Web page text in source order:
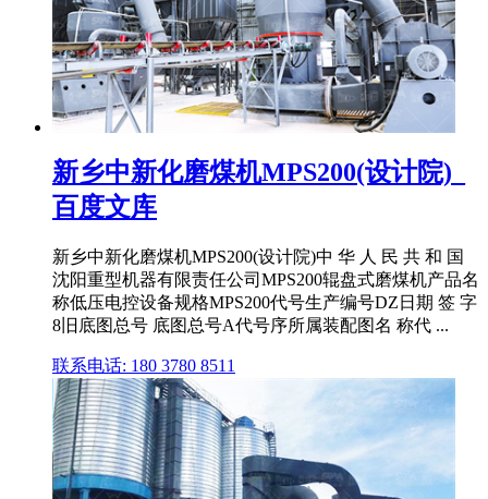
新乡中新化磨煤机MPS200(设计院)_
百度文库
新乡中新化磨煤机MPS200(设计院)中 华 人 民 共 和 国
沈阳重型机器有限责任公司MPS200辊盘式磨煤机产品名
称低压电控设备规格MPS200代号生产编号DZ日期 签 字
8旧底图总号 底图总号A代号序所属装配图名 称代 ...
联系电话: 180 3780 8511